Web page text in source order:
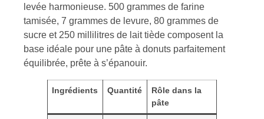
levée harmonieuse. 500 grammes de farine
tamisée, 7 grammes de levure, 80 grammes de
sucre et 250 millilitres de lait tiède composent la
base idéale pour une pâte à donuts parfaitement
équilibrée, prête à s’épanouir.
Ingrédients Quantité
Rôle dans la
pâte